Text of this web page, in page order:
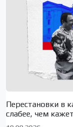
Перестановки в
слабее, чем